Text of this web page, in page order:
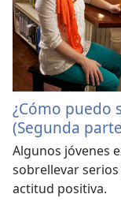
¿Cómo puedo
(Segunda
Algunos jóvenes
sobrellevar
actitud positiva.